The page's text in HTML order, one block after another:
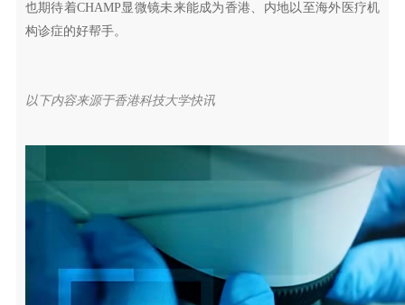
也期待着CHAMP显微镜未来能成为香港、内地以至海外医疗机
构诊症的好帮手。
以下内容来源于香港科技大学快讯